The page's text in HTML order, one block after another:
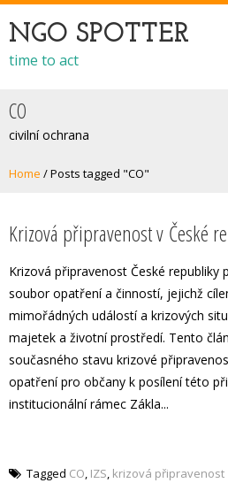
NGO SPOTTER
time to act
CO
civilní ochrana
Home /Posts tagged "CO"
Krizová připravenost v České
Krizová připravenost České republiky
soubor opatření a činností, jejichž
mimořádných událostí a krizových
majetek a životní prostředí. Tento
současného stavu krizové
opatření pro občany k posílení této
institucionální rámec Zákla...
Tagged CO, IZS, krizová připravenost